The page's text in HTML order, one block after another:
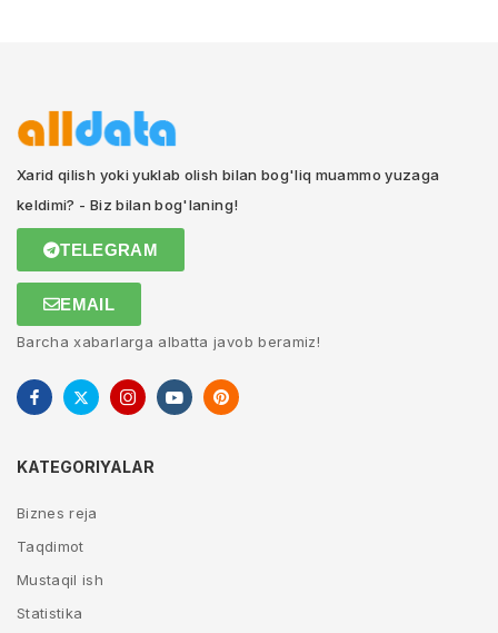
Xarid qilish yoki yuklab olish bilan bog'liq muammo yuzaga
keldimi? - Biz bilan bog'laning!
TELEGRAM
EMAIL
Barcha xabarlarga albatta javob beramiz!
KATEGORIYALAR
Biznes reja
Taqdimot
Mustaqil ish
Statistika